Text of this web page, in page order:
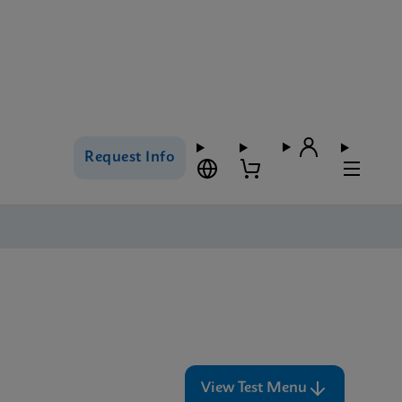
Request Info
View Test Menu